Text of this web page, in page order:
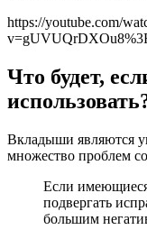
https://youtube.com/
Что будет,
Вкладыши являются
множество проблем
Если
подвергать
большим